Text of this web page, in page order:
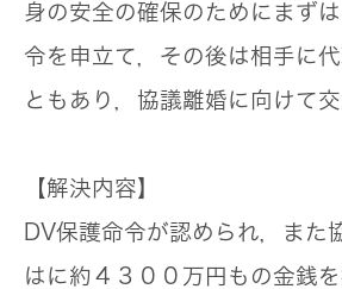
身の安全の確保のためにまず
令を申立て，その後は相手に
ともあり，協議離婚に向けて交
【解決内容】
DV保護命令が認められ，また
はに約４３００万円もの金銭